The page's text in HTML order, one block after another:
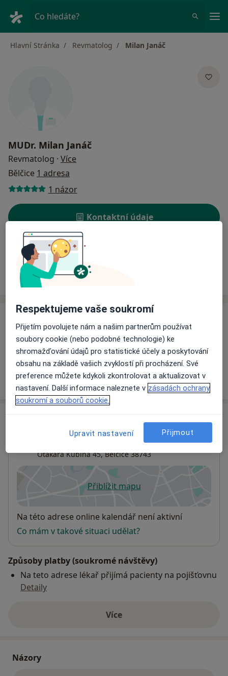
Co hledáte?
Hlavní Stránka Revmatolog Milan Janáč
MUDr. Milan Janáč
Revmatolog · Více
Bělčice 1 adresa
1 názor
Kontaktní údaje
Rezervovat termín
Ceník Adresy
Informace o službách a cenách nejsou k dispozici
Tento specialista ještě nepřidával žádné informace o
svých službách.
Interní a revmatologická ambulance
Otakara Kubína 45,Bělčice 38743
Přiblížit mapuse otevře v nové záložce
Dostupnost
Na této adrese online kalendář není aktivní
Co mám v takové situaci udělat?
Způsoby platby (soukromé návštěvy)
Na teto adrese lékař přijímá pacienty na pojišťovnu
Detaily
Víceo adrese
Názory
Respektujeme vaše soukromí
Přijetím povolujete nám a našim partnerům používat
soubory cookie (nebo podobné technologie) ke
shromažďování údajů pro statistické účely a poskytování
obsahu na základě vašich zvyklostí při procházení. Své
preference můžete kdykoli zkontrolovat a aktualizovat v
nastavení. Další informace naleznete v zásadách ochrany
soukromí a souborů cookie.
Upravit nastavení Přijmout